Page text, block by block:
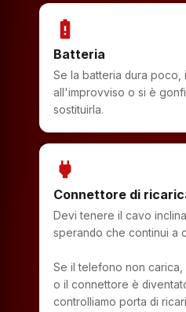
battery_alert
Batteria
Se la batteria dura
all'improvviso o si è
sostituirla.
power
Connettore di
Devi tenere il cavo
sperando che continui a
Se il telefono non carica,
o il connettore è
controlliamo porta di